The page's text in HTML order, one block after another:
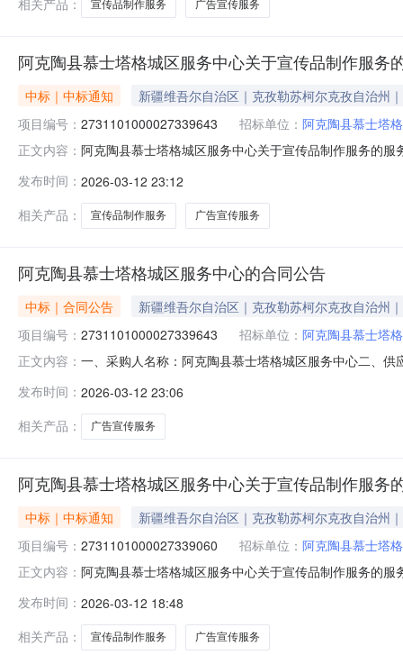
相关产品：
宣传品制作服务 广告宣传服务
阿克陶县慕士塔格城区服务中心关于宣传品制作服务
中标｜中标通知
新疆维吾尔自治区｜克孜勒苏柯尔克孜自治州
项目编号： 2731101000027339643 招标单位： 阿克陶县慕士塔
正文内容： 阿克陶县慕士塔格城区服务中心关于宣传品制作服务的
购计划金额（元）:项目所在行政区划编码:653022项目
发布时间： 2026-03-12 23:12
相关产品：
宣传品制作服务 广告宣传服务
阿克陶县慕士塔格城区服务中心的合同公告
中标｜合同公告
新疆维吾尔自治区｜克孜勒苏柯尔克孜自治州
项目编号： 2731101000027339643 招标单位： 阿克陶县慕士塔
正文内容： 一、采购人名称：阿克陶县慕士塔格城区服务中心二、
箱、展板、彩页、户内外宣传栏、宣传海报、锦旗、袖
发布时间： 2026-03-12 23:06
相关产品：
广告宣传服务
阿克陶县慕士塔格城区服务中心关于宣传品制作服务
中标｜中标通知
新疆维吾尔自治区｜克孜勒苏柯尔克孜自治州
项目编号： 2731101000027339060 招标单位： 阿克陶县慕士塔
正文内容： 阿克陶县慕士塔格城区服务中心关于宣传品制作服务的
购计划金额（元）:项目所在行政区划编码:653022项目
发布时间： 2026-03-12 18:48
相关产品：
宣传品制作服务 广告宣传服务